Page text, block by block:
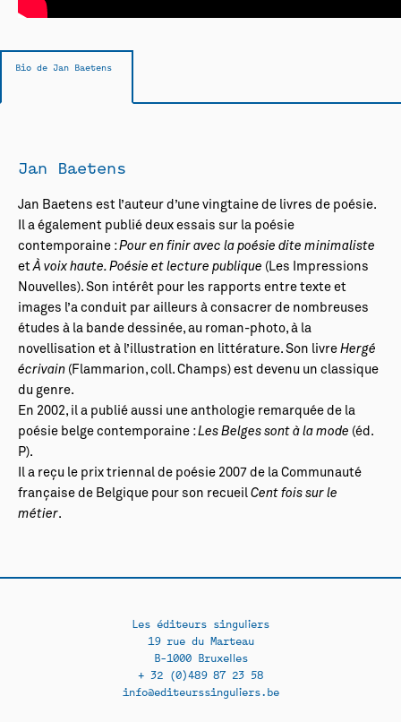
Bio de Jan Baetens
Jan Baetens
Jan Baetens est l’auteur d’une vingtaine de livres de poésie.
Il a également publié deux essais sur la poésie
contemporaine :Pour en finir avec la poésie dite minimaliste
etÀ voix haute. Poésie et lecture publique (Les Impressions
Nouvelles). Son intérêt pour les rapports entre texte et
images l’a conduit par ailleurs à consacrer de nombreuses
études à la bande dessinée, au roman-photo, à la
novellisation et à l’illustration en littérature. Son livre Hergé
écrivain (Flammarion, coll. Champs) est devenu un classique
du genre.
En 2002, il a publié aussi une anthologie remarquée de la
poésie belge contemporaine :Les Belges sont à la mode (éd.
P).
Il a reçu le prix triennal de poésie 2007 de la Communauté
française de Belgique pour son recueil Cent fois sur le
métier.
Les éditeurs singuliers
19 rue du Marteau
B-1000 Bruxelles
+ 32 (0)489 87 23 58
info@editeurssinguliers.be